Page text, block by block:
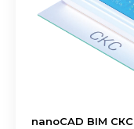
nanoCAD BIM СКС